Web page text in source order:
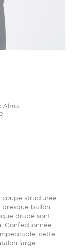
Alma
coupe structurée
presque ballon.
drapé sont
Confectionnée
cette
large